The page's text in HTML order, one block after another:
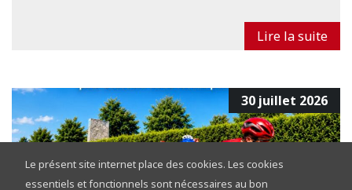
Lire la suite
30 juillet 2026
Le présent site internet place des cookies. Les cookies
essentiels et fonctionnels sont nécessaires au bon